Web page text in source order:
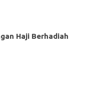
Haji Berhadiah